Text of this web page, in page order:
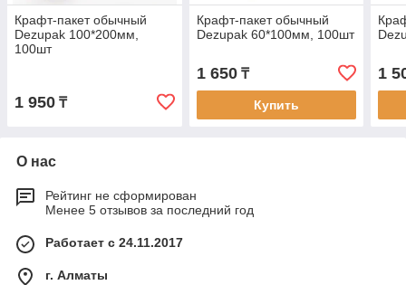
Крафт-пакет обычный
Dezupak 100*200мм,
100шт
1 950 ₸
Крафт-пакет обычный
Dezupak 60*100мм, 100шт
1 650₸
Купить
1
О нас
Рейтинг не сформирован
Менее 5 отзывов за последний год
Работает с 24.11.2017
г. Алматы